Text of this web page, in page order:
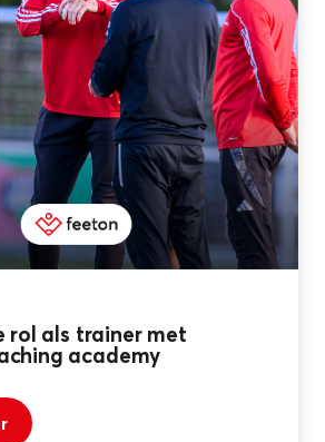
rol als trainer met
academy